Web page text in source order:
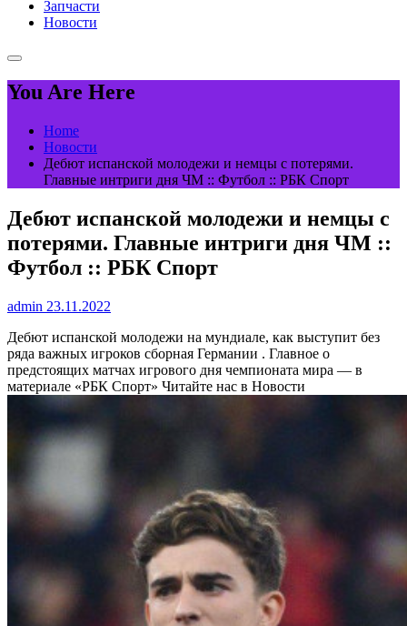
Запчасти
Новости
You Are Here
Home
Новости
Дебют испанской молодежи и немцы с потерями.
Главные интриги дня ЧМ :: Футбол :: РБК Спорт
Дебют испанской молодежи и немцы с
потерями. Главные интриги дня ЧМ ::
Футбол :: РБК Спорт
admin 23.11.2022
Дебют испанской молодежи на мундиале, как выступит без
ряда важных игроков сборная Германии . Главное о
предстоящих матчах игрового дня чемпионата мира — в
материале «РБК Спорт» Читайте нас в Новости